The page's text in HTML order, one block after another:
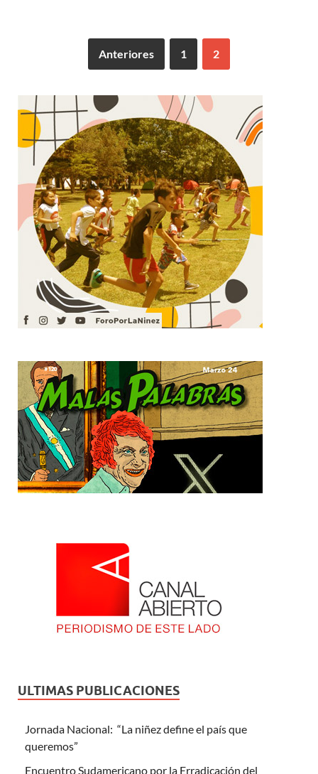
Anteriores 1 2
ULTIMAS PUBLICACIONES
Jornada Nacional: “La niñez define el país que
queremos”
Encuentro Sudamericano por la Erradicación del